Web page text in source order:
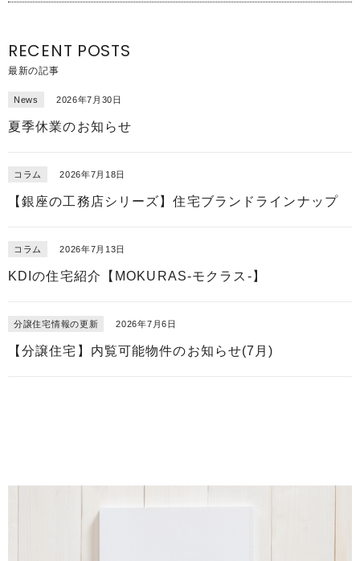
RECENT POSTS
最新の記事
News 2026年7月30日
夏季休業のお知らせ
コラム 2026年7月18日
【銀座の工務店シリーズ】住宅ブランドラインナップ
コラム 2026年7月13日
KDIの住宅紹介【MOKURAS-モクラス-】
分譲住宅情報の更新 2026年7月6日
【分譲住宅】内覧可能物件のお知らせ(7月)